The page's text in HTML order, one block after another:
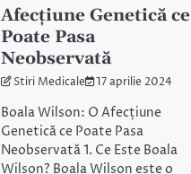
Afecțiune Genetică ce
Poate Pasa
Neobservată
Stiri Medicale 17 aprilie 2024
Boala Wilson: O Afecțiune
Genetică ce Poate Pasa
Neobservată 1. Ce Este Boala
Wilson? Boala Wilson este o